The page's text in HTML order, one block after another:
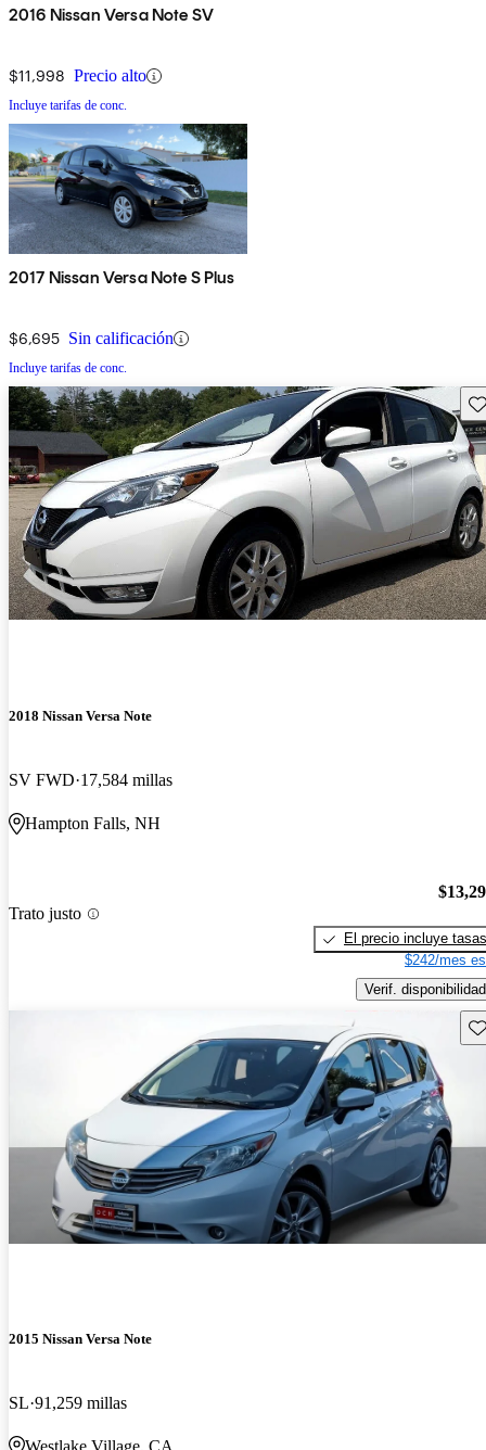
2016 Nissan Versa Note SV
$11,998 Precio alto
Incluye tarifas de conc.
2017 Nissan Versa Note S Plus
$6,695 Sin calificación
Incluye tarifas de conc.
2018 Nissan Versa Note
SV FWD 17,584 millas
Hampton Falls, NH
Trato justo
El precio incluye tasas
$242/mes
Verif. disponibilidad
2015 Nissan Versa Note
SL 91,259 millas